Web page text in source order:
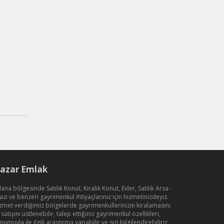
Emlak
bölgesinde Satılık Konut, Kiralık Konut, Evler, Satılık Arsa -
ve benzeri gayrimenkul ihtiyaçlarınız için hizmetinizdeyiz.
verdiğimiz bölgelerde gayrimenkullerinizin kiralamasını
üstlenebilir, talep ettiğiniz gayrimenkul özellikleri,
ile ilgili araştırma yapabilir ve sizi bilgilendirebiliriz.